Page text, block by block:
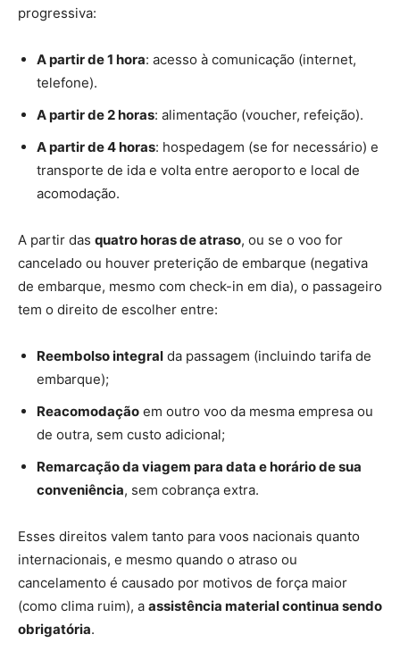
progressiva:
A partir de 1 hora: acesso à comunicação (internet,
telefone).
A partir de 2 horas: alimentação (voucher, refeição).
A partir de 4 horas: hospedagem (se for necessário) e
transporte de ida e volta entre aeroporto e local de
acomodação.
A partir das quatro horas de atraso, ou se o voo for
cancelado ou houver preterição de embarque (negativa
de embarque, mesmo com check-in em dia), o passageiro
tem o direito de escolher entre:
Reembolso integral da passagem (incluindo tarifa de
embarque);
Reacomodação em outro voo da mesma empresa ou
de outra, sem custo adicional;
Remarcação da viagem para data e horário de sua
conveniência, sem cobrança extra.
Esses direitos valem tanto para voos nacionais quanto
internacionais, e mesmo quando o atraso ou
cancelamento é causado por motivos de força maior
(como clima ruim), a assistência material continua sendo
obrigatória.